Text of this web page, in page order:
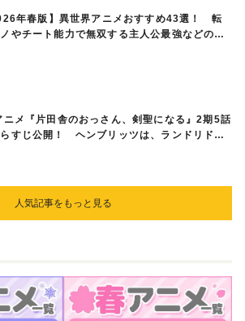
年春版】異世界アニメおすすめ43選！ 転
やチート能力で無双する主人公最強などの人
ニメ『片田舎のおっさん、剣聖になる』2期5話
すじ公開！ ヘンブリッツは、ランドリドに
人気記事をもっと見る